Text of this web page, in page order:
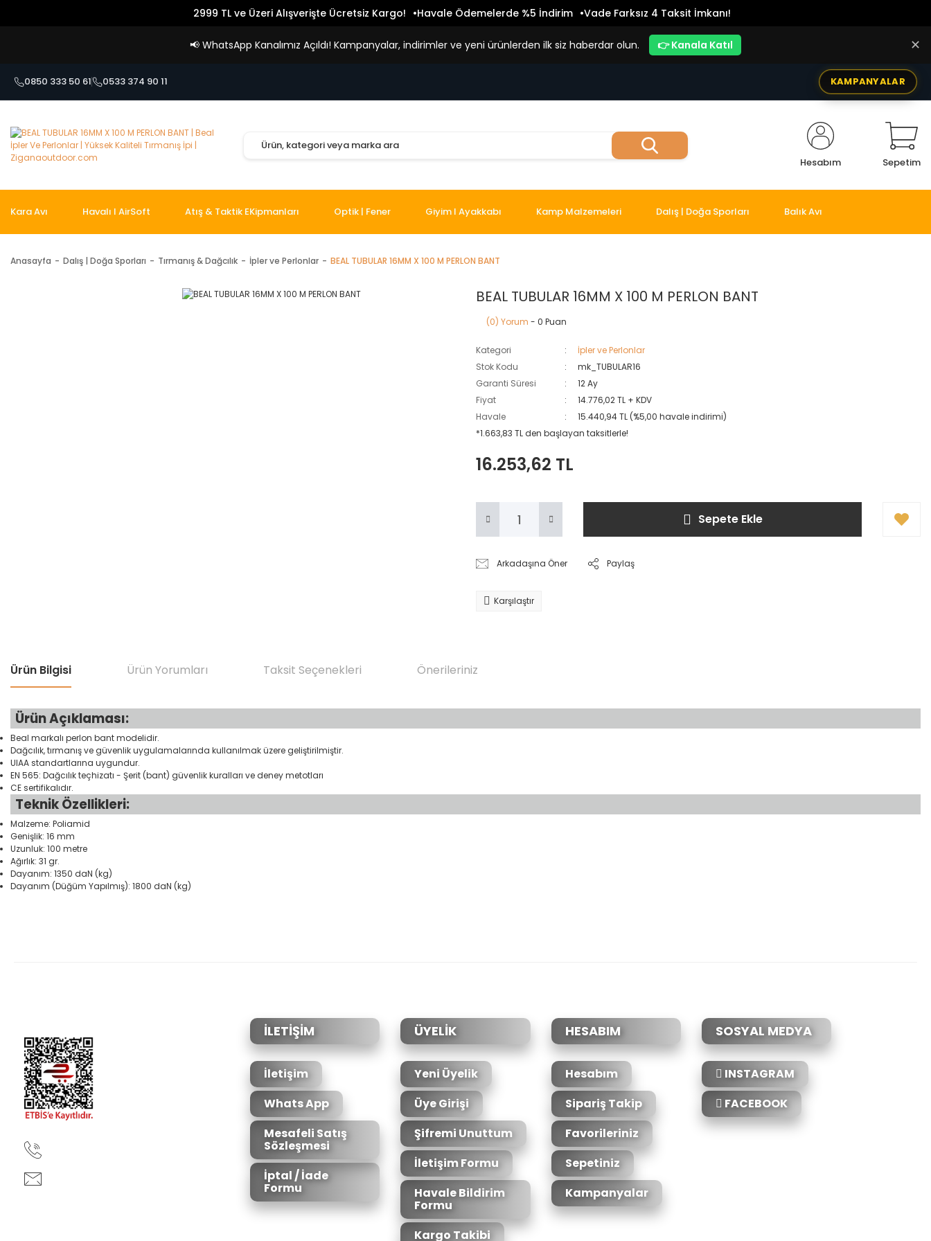
2999 TL ve Üzeri Alışverişte Ücretsiz Kargo! Havale Ödemelerde %5 İndirim Vade Farksız 4 Taksit İmkanı!
📢 WhatsApp Kanalımız Açıldı! Kampanyalar, indirimler ve yeni ürünlerden ilk siz haberdar olun. 👉 Kanala Katıl ✕
0850 333 50 61 0533 374 90 11 KAMPANYALAR
Hesabım Sepetim
Kara Avı Havalı I AirSoft Atış & Taktik EKipmanları Optik | Fener Giyim I Ayakkabı Kamp Malzemeleri Dalış | Doğa Sporları Balık Avı
Anasayfa Dalış | Doğa Sporları Tırmanış & Dağcılık İpler ve Perlonlar BEAL TUBULAR 16MM X 100 M PERLON BANT
BEAL TUBULAR 16MM X 100 M PERLON BANT
(0) Yorum - 0 Puan
Kategori
İpler ve Perlonlar
Stok Kodu
mk_TUBULAR16
Garanti Süresi
12 Ay
Fiyat
14.776,02 TL + KDV
Havale
15.440,94 TL (%5,00 havale indirimi)
*1.663,83 TL den başlayan taksitlerle!
16.253,62 TL
Sepete Ekle
Arkadaşına Öner Paylaş
Karşılaştır
Ürün Bilgisi Ürün Yorumları Taksit Seçenekleri Önerileriniz
Ürün Açıklaması:
Beal markalı perlon bant modelidir.
Dağcılık, tırmanış ve güvenlik uygulamalarında kullanılmak üzere geliştirilmiştir.
UIAA standartlarına uygundur.
EN 565: Dağcılık teçhizatı - Şerit (bant) güvenlik kuralları ve deney metotları
CE sertifikalıdır.
Teknik Özellikleri:
Malzeme: Poliamid
Genişlik: 16 mm
Uzunluk: 100 metre
Ağırlık: 31 gr.
Dayanım: 1350 daN (kg)
Dayanım (Düğüm Yapılmış): 1800 daN (kg)
Ürün fiyatı diğer sitelerden daha pahalı.
Bu ürüne benzer farklı alternatifler olmalı.
İLETİŞİM
İletişim
Whats App
Mesafeli Satış
Sözleşmesi
İptal / İade
Formu
ÜYELİK
Yeni Üyelik
Üye Girişi
Şifremi Unuttum
İletişim Formu
Havale Bildirim
Formu
Kargo Takibi
HESABIM
Hesabım
Sipariş Takip
Favorileriniz
Sepetiniz
Kampanyalar
SOSYAL MEDYA
INSTAGRAM
FACEBOOK